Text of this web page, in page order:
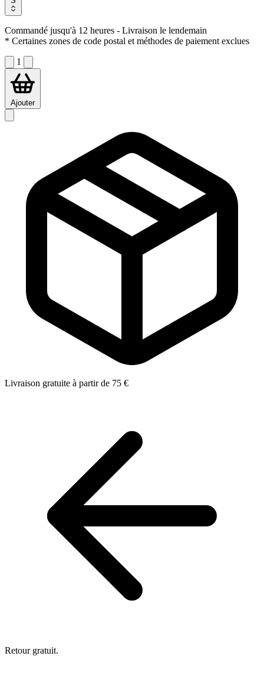
Commandé jusqu'à 12 heures - Livraison le lendemain
* Certaines zones de code postal et méthodes de paiement exclues
1
Ajouter
Livraison gratuite à partir de 75 €
Retour gratuit.